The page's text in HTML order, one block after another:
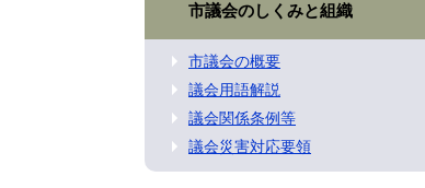
市議会のしくみと組織
市議会の概要
議会用語解説
議会関係条例等
議会災害対応要領